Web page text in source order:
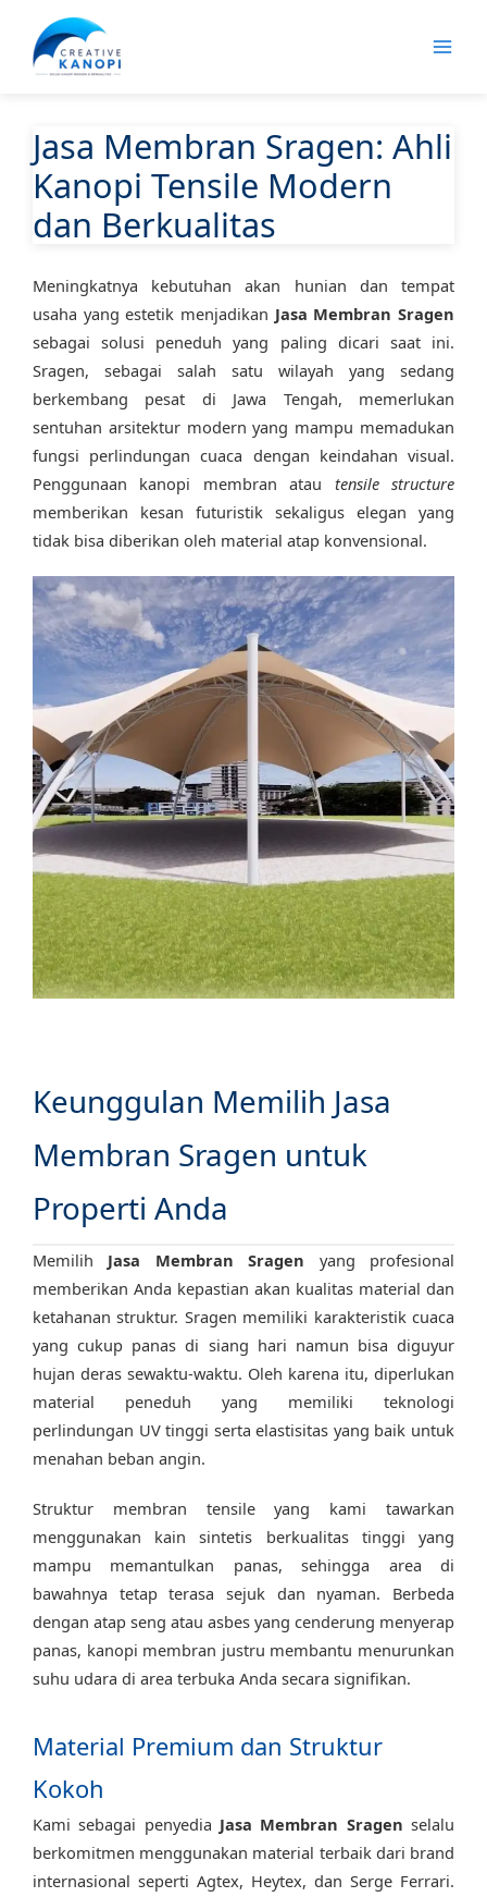
konten
Jasa Membran Sragen: Ahli
Kanopi Tensile Modern
dan Berkualitas
Meningkatnya kebutuhan akan hunian dan tempat
usaha yang estetik menjadikan Jasa Membran Sragen
sebagai solusi peneduh yang paling dicari saat ini.
Sragen, sebagai salah satu wilayah yang sedang
berkembang pesat di Jawa Tengah, memerlukan
sentuhan arsitektur modern yang mampu memadukan
fungsi perlindungan cuaca dengan keindahan visual.
Penggunaan kanopi membran atau tensile structure
memberikan kesan futuristik sekaligus elegan yang
tidak bisa diberikan oleh material atap konvensional.
Keunggulan Memilih Jasa
Membran Sragen untuk
Properti Anda
Memilih Jasa Membran Sragen yang profesional
memberikan Anda kepastian akan kualitas material dan
ketahanan struktur. Sragen memiliki karakteristik cuaca
yang cukup panas di siang hari namun bisa diguyur
hujan deras sewaktu-waktu. Oleh karena itu, diperlukan
material peneduh yang memiliki teknologi
perlindungan UV tinggi serta elastisitas yang baik untuk
menahan beban angin.
Struktur membran tensile yang kami tawarkan
menggunakan kain sintetis berkualitas tinggi yang
mampu memantulkan panas, sehingga area di
bawahnya tetap terasa sejuk dan nyaman. Berbeda
dengan atap seng atau asbes yang cenderung menyerap
panas, kanopi membran justru membantu menurunkan
suhu udara di area terbuka Anda secara signifikan.
Material Premium dan Struktur
Kokoh
Kami sebagai penyedia Jasa Membran Sragen selalu
berkomitmen menggunakan material terbaik dari brand
internasional seperti Agtex, Heytex, dan Serge Ferrari.